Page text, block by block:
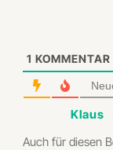
1 KOMMENTAR
Klaus
Auch für diesen